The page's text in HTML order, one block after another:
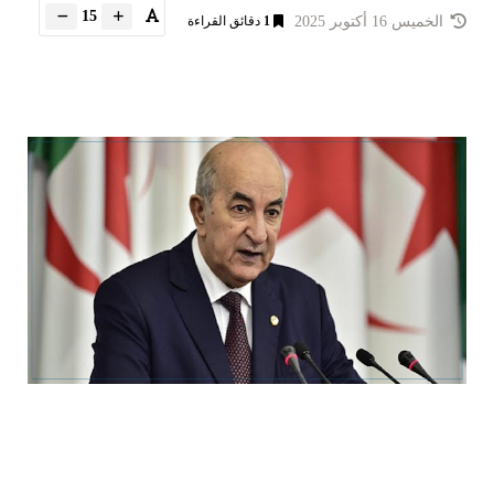
الخميس 16 أكتوبر 2025 1 دقائق القراءة 15